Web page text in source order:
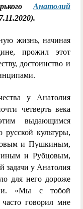
Анатолий
жизнь, начиная
прожил этот
достоинство и
у Анатолия
четверть века
выдающимся
русской культуры,
и Пушкиным,
и Рубцовым,
у Анатолия
для него дороже
«Мы с тобой
говорил мне